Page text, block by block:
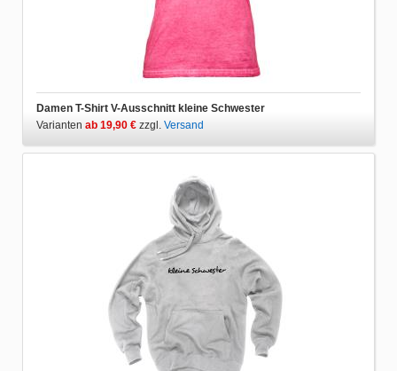
Damen T-Shirt V-Ausschnitt kleine Schwester
Varianten ab 19,90 € zzgl. Versand